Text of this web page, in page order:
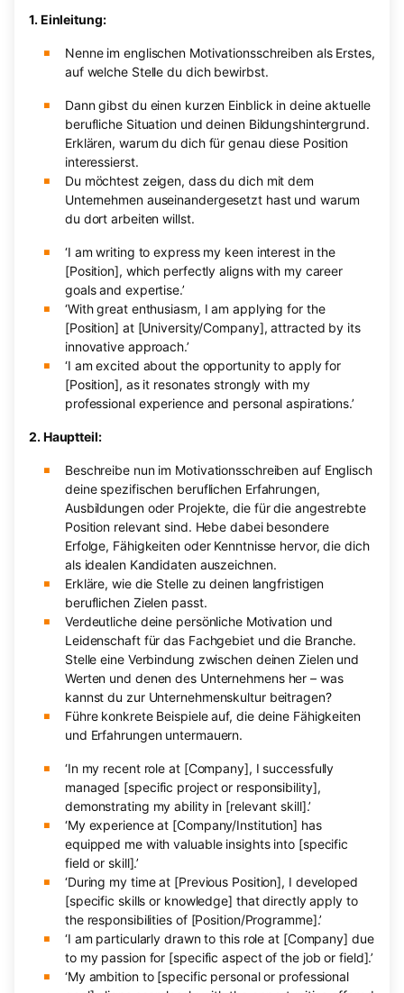
1. Einleitung:
Nenne im englischen Motivationsschreiben als Erstes,
auf welche Stelle du dich bewirbst.
Dann gibst du einen kurzen Einblick in deine aktuelle
berufliche Situation und deinen Bildungshintergrund.
Erklären, warum du dich für genau diese Position
interessierst.
Du möchtest zeigen, dass du dich mit dem
Unternehmen auseinandergesetzt hast und warum
du dort arbeiten willst.
‘I am writing to express my keen interest in the
[Position], which perfectly aligns with my career
goals and expertise.’
‘With great enthusiasm, I am applying for the
[Position] at [University/Company], attracted by its
innovative approach.’
‘I am excited about the opportunity to apply for
[Position], as it resonates strongly with my
professional experience and personal aspirations.’
2. Hauptteil:
Beschreibe nun im Motivationsschreiben auf Englisch
deine spezifischen beruflichen Erfahrungen,
Ausbildungen oder Projekte, die für die angestrebte
Position relevant sind. Hebe dabei besondere
Erfolge, Fähigkeiten oder Kenntnisse hervor, die dich
als idealen Kandidaten auszeichnen.
Erkläre, wie die Stelle zu deinen langfristigen
beruflichen Zielen passt.
Verdeutliche deine persönliche Motivation und
Leidenschaft für das Fachgebiet und die Branche.
Stelle eine Verbindung zwischen deinen Zielen und
Werten und denen des Unternehmens her – was
kannst du zur Unternehmenskultur beitragen?
Führe konkrete Beispiele auf, die deine Fähigkeiten
und Erfahrungen untermauern.
‘In my recent role at [Company], I successfully
managed [specific project or responsibility],
demonstrating my ability in [relevant skill].’
‘My experience at [Company/Institution] has
equipped me with valuable insights into [specific
field or skill].’
‘During my time at [Previous Position], I developed
[specific skills or knowledge] that directly apply to
the responsibilities of [Position/Programme].’
‘I am particularly drawn to this role at [Company] due
to my passion for [specific aspect of the job or field].’
‘My ambition to [specific personal or professional